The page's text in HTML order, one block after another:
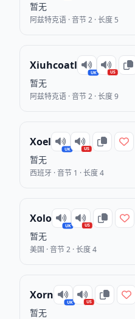
暂无
阿兹特克语 · 音节 2 · 长度 5
Xiuhcoatl
UK US
暂无
阿兹特克语 · 音节 2 · 长度 9
Xoel
UK US
暂无
西班牙 · 音节 1 · 长度 4
Xolo
UK US
暂无
美国 · 音节 2 · 长度 4
Xorn
UK US
暂无